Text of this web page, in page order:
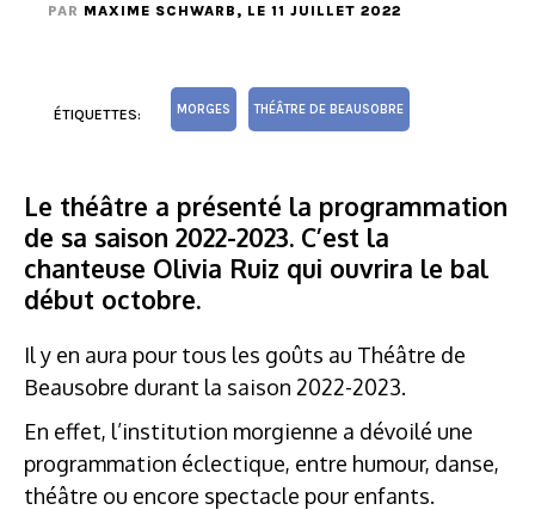
PAR MAXIME SCHWARB , LE 11 JUILLET 2022
ÉTIQUETTES: MORGES THÉÂTRE DE BEAUSOBRE
Le théâtre a présenté la programmation
de sa saison 2022-2023. C’est la
chanteuse Olivia Ruiz qui ouvrira le bal
début octobre.
Il y en aura pour tous les goûts au Théâtre de
Beausobre durant la saison 2022-2023.
En effet, l’institution morgienne a dévoilé une
programmation éclectique, entre humour, danse,
théâtre ou encore spectacle pour enfants.